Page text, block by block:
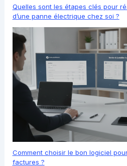
Quelles sont les étapes clés pour
d’une panne électrique chez soi ?
Comment choisir le bon logiciel
factures ?